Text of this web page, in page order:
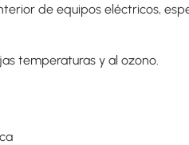
de equipos eléctricos,
temperaturas y al ozono.